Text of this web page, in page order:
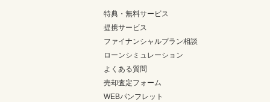
特典・無料サービス
提携サービス
ファイナンシャルプラン相談
ローンシミュレーション
よくある質問
売却査定フォーム
WEBパンフレット